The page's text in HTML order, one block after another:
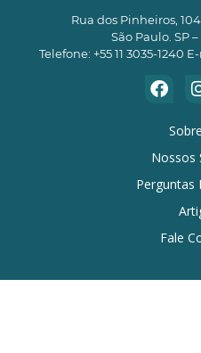
Rua dos Pinheiros,
São Paulo. SP
Telefone: +55 11 3035-1240
Nossos
Perguntas
Fale